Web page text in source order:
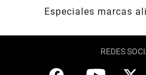
Especiales marcas
REDES